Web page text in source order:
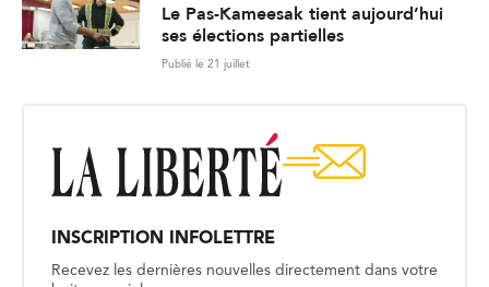
Le Pas-Kameesak tient aujourd’hui
ses élections partielles
Publié le 21 juillet
INSCRIPTION INFOLETTRE
Recevez les dernières nouvelles directement dans votre